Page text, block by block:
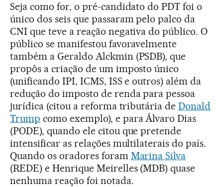
Seja como for, o pré-candidato do PDT foi o
único dos seis que passaram pelo palco da
CNI que teve a reação negativa do público. O
público se manifestou favoravelmente
também a Geraldo Alckmin (PSDB), que
propôs a criação de um imposto único
(unificando IPI, ICMS, ISS e outros) além da
redução do imposto de renda para pessoa
jurídica (citou a reforma tributária deDonald
Trump como exemplo), e para Álvaro Dias
(PODE), quando ele citou que pretende
intensificar as relações multilaterais do país.
Quando os oradores foram Marina Silva
(REDE) e Henrique Meirelles (MDB) quase
nenhuma reação foi notada.